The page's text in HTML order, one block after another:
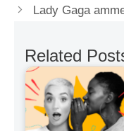
Lady Gaga
Related